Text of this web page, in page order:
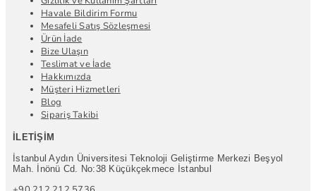
Havale Bildirim Formu
Mesafeli Satış Sözleşmesi
Ürün İade
Bize Ulaşın
Teslimat ve İade
Hakkımızda
Müşteri Hizmetleri
Blog
Sipariş Takibi
İLETIŞIM
İstanbul Aydın Üniversitesi Teknoloji Geliştirme Merkezi Beşyol
Mah. İnönü Cd. No:38 Küçükçekmece İstanbul